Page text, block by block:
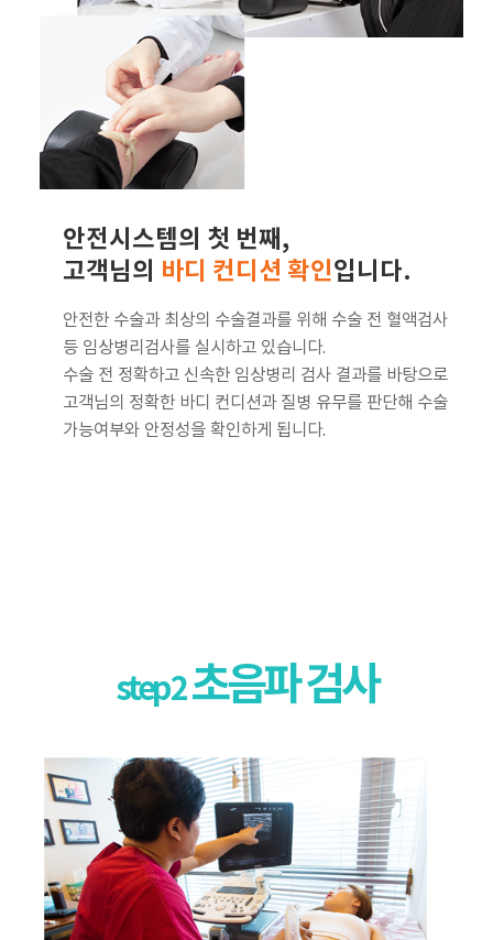
안전시스템의 첫 번째,
고객님의 바디 컨디션 확인입니다.
안전한 수술과 최상의 수술결과를 위해 수술 전 혈액검사
등 임상병리검사를 실시하고 있습니다.
수술 전 정확하고 신속한 임상병리 검사 결과를 바탕으로
고객님의 정확한 바디 컨디션과 질병 유무를 판단해 수술
가능여부와 안정성을 확인하게 됩니다.
step 2초음파 검사